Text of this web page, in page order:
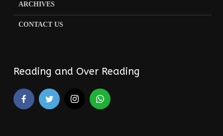
ARCHIVES
CONTACT US
Reading and Over Reading